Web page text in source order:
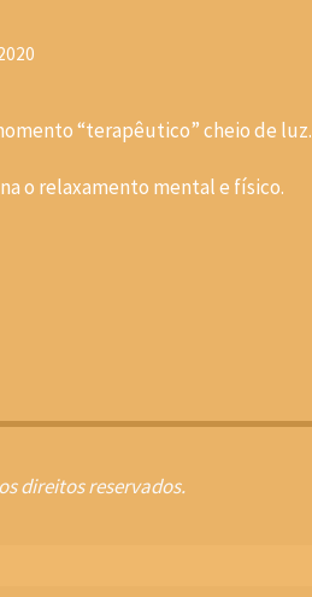
“terapêutico” cheio de luz.
o relaxamento mental e físico.
direitos reservados.